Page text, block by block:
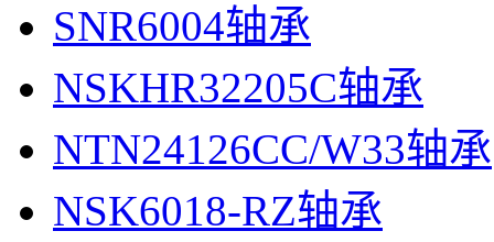
SNR6004轴承
NSKHR32205C轴承
NTN24126CC/W33轴承
NSK6018-RZ轴承